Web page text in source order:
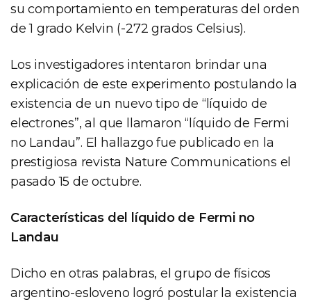
su comportamiento en temperaturas del orden
de 1 grado Kelvin (-272 grados Celsius).
Los investigadores intentaron brindar una
explicación de este experimento postulando la
existencia de un nuevo tipo de “líquido de
electrones”, al que llamaron “líquido de Fermi
no Landau”. El hallazgo fue publicado en la
prestigiosa revista Nature Communications el
pasado 15 de octubre.
Características del líquido de Fermi no
Landau
Dicho en otras palabras, el grupo de físicos
argentino-esloveno logró postular la existencia